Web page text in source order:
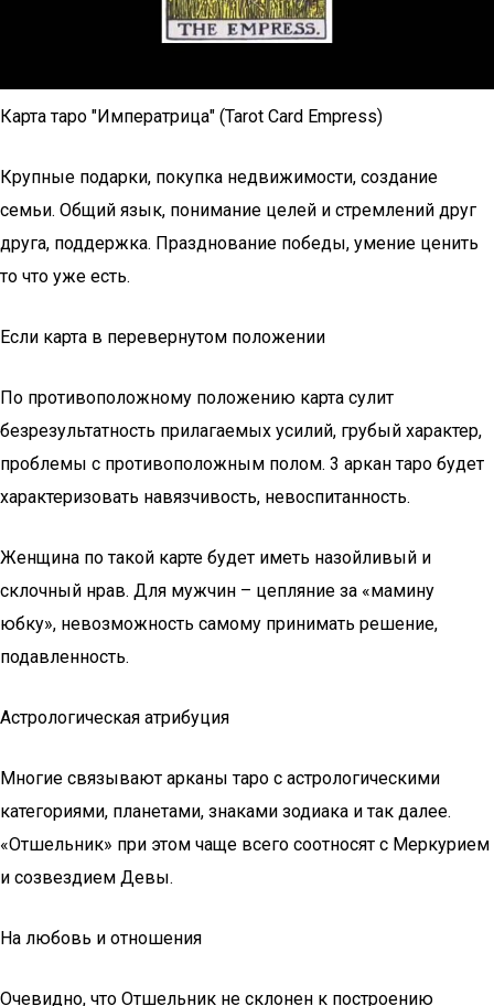
Карта таро "Императрица" (Tarot Card Empress)
Крупные подарки, покупка недвижимости, создание
семьи. Общий язык, понимание целей и стремлений друг
друга, поддержка. Празднование победы, умение ценить
то что уже есть.
Если карта в перевернутом положении
По противоположному положению карта сулит
безрезультатность прилагаемых усилий, грубый характер,
проблемы с противоположным полом. 3 аркан таро будет
характеризовать навязчивость, невоспитанность.
Женщина по такой карте будет иметь назойливый и
склочный нрав. Для мужчин – цепляние за «мамину
юбку», невозможность самому принимать решение,
подавленность.
Астрологическая атрибуция
Многие связывают арканы таро с астрологическими
категориями, планетами, знаками зодиака и так далее.
«Отшельник» при этом чаще всего соотносят с Меркурием
и созвездием Девы.
На любовь и отношения
Очевидно, что Отшельник не склонен к построению